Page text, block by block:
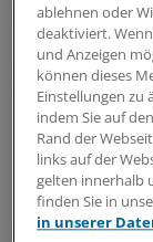
sagte
Laschet kennt
seit über 35
damit auch zu
Helmut Laschet
sie jeder
ablehnen oder
deaktiviert.
und Anzeigen
können dieses
Einstellungen zu
indem Sie auf
Rand der
links auf der
gelten innerhalb
finden Sie in
in unserer